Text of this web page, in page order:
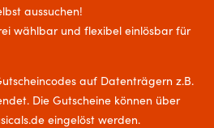
aussuchen!
wählbar und flexibel einlösbar für
auf Datenträgern z.B.
Die Gutscheine können über
eingelöst werden.